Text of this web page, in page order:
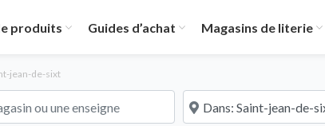
produits Guides d’achat Magasins de literie
jean-de-sixt
ou une enseigne À proximité de